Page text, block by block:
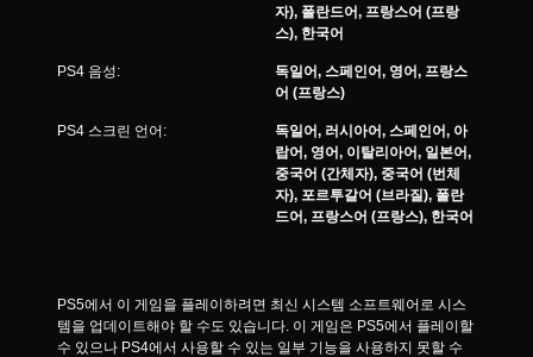
자), 폴란드어, 프랑스어 (프랑
스), 한국어
PS4 음성:
독일어, 스페인어, 영어, 프랑스
어 (프랑스)
PS4 스크린 언어:
독일어, 러시아어, 스페인어, 아
랍어, 영어, 이탈리아어, 일본어,
중국어 (간체자), 중국어 (번체
자), 포르투갈어 (브라질), 폴란
드어, 프랑스어 (프랑스), 한국어
PS5에서 이 게임을 플레이하려면 최신 시스템 소프트웨어로 시스
템을 업데이트해야 할 수도 있습니다. 이 게임은 PS5에서 플레이할
수 있으나 PS4에서 사용할 수 있는 일부 기능을 사용하지 못할 수